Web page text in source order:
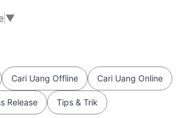
▼
Cari Uang Offline Cari Uang Online
Release Tips & Trik